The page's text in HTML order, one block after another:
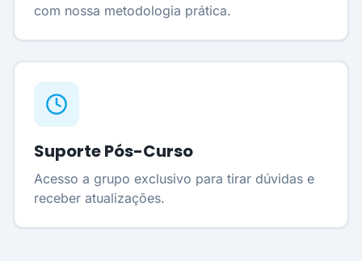
com nossa metodologia prática.
Suporte Pós-Curso
Acesso a grupo exclusivo para tirar dúvidas e
receber atualizações.